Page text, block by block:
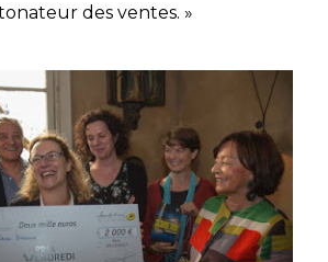
des ventes. »